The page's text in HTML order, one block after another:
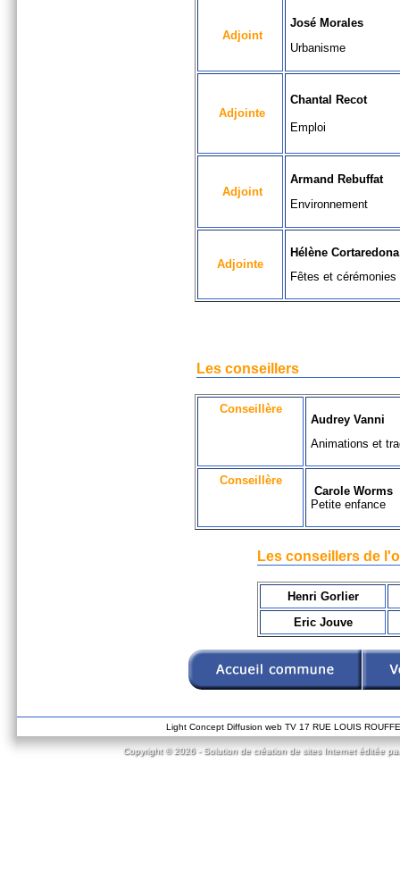
Adjoint
José Morales
Urbanisme
Adjointe
Chantal Recot
Emploi
Adjoint
Armand Rebuffat
Environnement
Adjointe
Hélène Cortaredona
Fêtes et cérémonies
Les conseillers
Conseillère
Audrey Vanni
Animations et
Conseillère
Carole Worms
Petite enfance
Les conseillers de
Henri Gorlier
Eric Jouve
Light Concept Diffusion web TV 17 RUE LOUIS
Copyright © 2026 - Solution de création de sites Internet éditée